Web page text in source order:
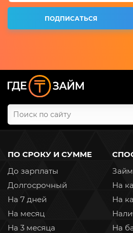
ПО СРОКУ И СУММЕ
До зарплаты
Долгосрочный
На 7 дней
На месяц
На 3 месяца
На
На
На